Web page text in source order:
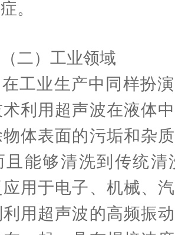
。
）工业领域
业生产中同样扮演
利用超声波在液体
体表面的污垢和杂
且能够清洗到传统清
用于电子、机械、
用超声波的高频振